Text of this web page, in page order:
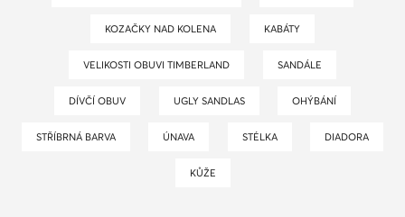
KOZAČKY NAD KOLENA KABÁTY
VELIKOSTI OBUVI TIMBERLAND SANDÁLE
DÍVČÍ OBUV UGLY SANDLAS OHÝBÁNÍ
STŘÍBRNÁ BARVA ÚNAVA STÉLKA DIADORA
KŮŽE